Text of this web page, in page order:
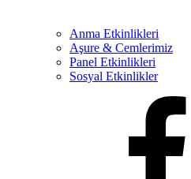
Anma Etkinlikleri
Aşure & Cemlerimiz
Panel Etkinlikleri
Sosyal Etkinlikler